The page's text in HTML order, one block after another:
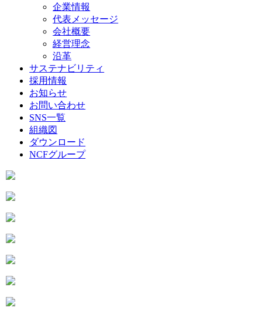
企業情報
代表メッセージ
会社概要
経営理念
沿革
サステナビリティ
採用情報
お知らせ
お問い合わせ
SNS一覧
組織図
ダウンロード
NCFグループ